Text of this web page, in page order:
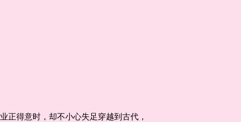
得意时，却不小心失足穿越到古代，